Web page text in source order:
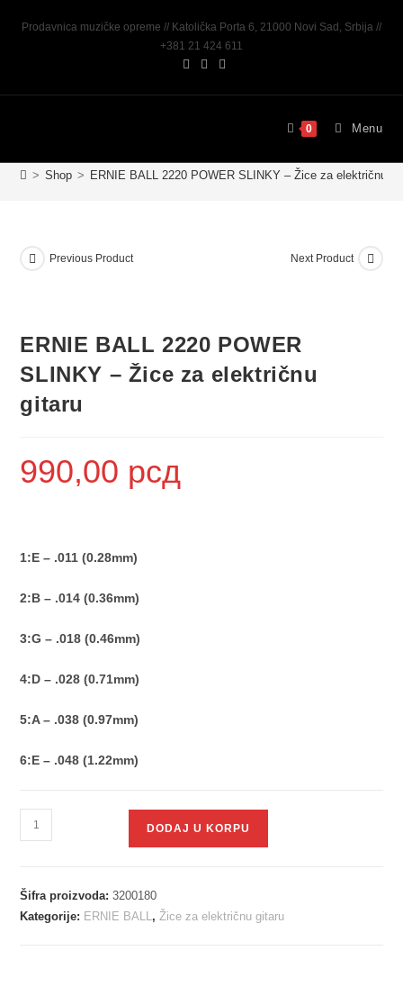
Prodavnica muzičke opreme // Katolička Porta 6, 21000 Novi Sad, Srbija //
+381 21 424 611
0 Menu
> Shop > ERNIE BALL 2220 POWER SLINKY – Žice za električnu
Previous Product Next Product
ERNIE BALL 2220 POWER
SLINKY – Žice za električnu
gitaru
990,00 рсд
1:E – .011 (0.28mm)
2:B – .014 (0.36mm)
3:G – .018 (0.46mm)
4:D – .028 (0.71mm)
5:A – .038 (0.97mm)
6:E – .048 (1.22mm)
DODAJ U KORPU
Šifra proizvoda:3200180
Kategorije: ERNIE BALL,Žice za električnu gitaru